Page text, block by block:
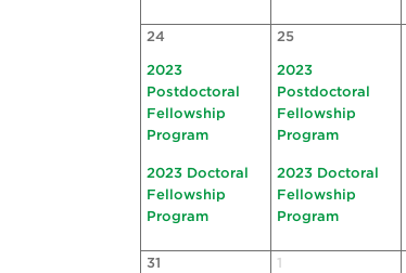
24
2023
Postdoctoral
Fellowship
Program
2023 Doctoral
Fellowship
Program
25
2023
Postdoctoral
Fellowship
Program
2023 Doctoral
Fellowship
Program
31 1